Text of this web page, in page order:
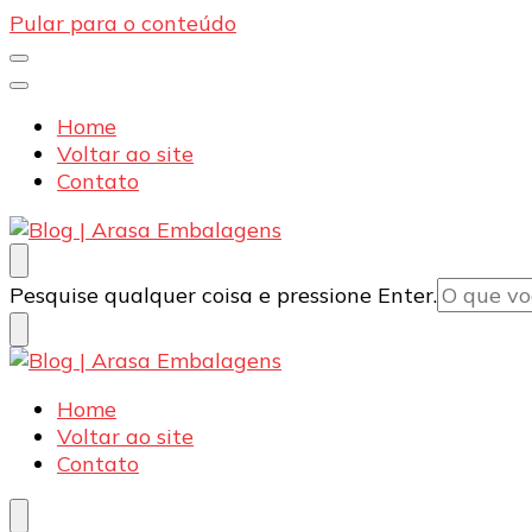
Pular para o conteúdo
Home
Voltar ao site
Contato
Blog | Arasa Embalagens
Confira conteúdos sobre embalagens para pizzas,
Procurando
algo?
Pesquise qualquer coisa e pressione Enter.
Blog | Arasa Embalagens
Confira conteúdos sobre embalagens para pizzas,
Home
Voltar ao site
Contato